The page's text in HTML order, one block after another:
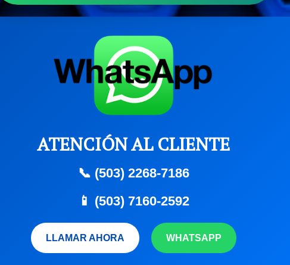
ATENCIÓN AL CLIENTE
📞 (503) 2268-7186
📱 (503) 7160-2592
LLAMAR AHORA WHATSAPP